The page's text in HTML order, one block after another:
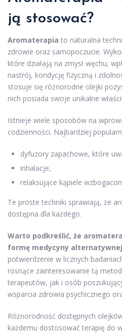
ją stosować?
Aromaterapia to naturalna
zdrowie oraz samopoczucie.
które działają na zmysł węchu,
nastrój, kondycję fizyczną i
stosuje się różnorodne olejki
nich posiada swoje unikalne
Istnieje wiele sposobów na
codzienności. Najbardziej
dyfuzory zapachowe, które
inhalacje,
relaksujące kąpiele
Te proste techniki sprawiają, że
dostępna dla każdego.
Warto podkreślić, że
formę medycyny alternatywnej
potwierdzenie w licznych
rosnące zainteresowanie tą
terapeutów, jak i osób
wsparcia zdrowia psychicznego
Różnorodność dostępnych
każdemu dostosować terapię do